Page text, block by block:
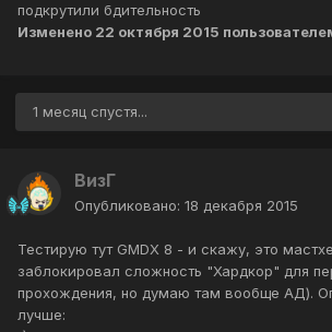
подкрутили бдительность
Изменено 22 октября 2015
1 месяц спустя...
ВизГ
Опубликовано: 18 декабря 2015
Тестирую тут GMDX 8 - и скажу, это
заблокировал сложность "Хардкор" для
прохождения, но думаю там вообще АД).
лучше: